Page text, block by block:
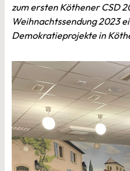
zum ersten Köthener CSD
Weihnachtssendung 2023
Demokratieprojekte in